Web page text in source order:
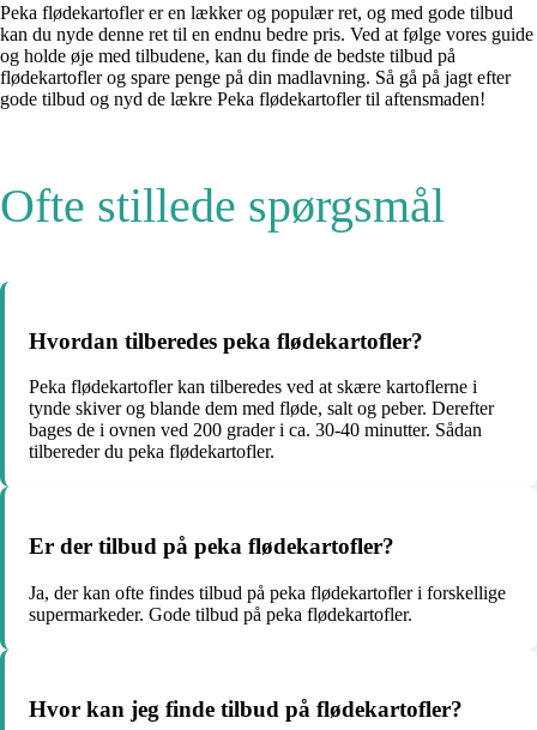
Peka flødekartofler er en lækker og populær ret, og med gode tilbud
kan du nyde denne ret til en endnu bedre pris. Ved at følge vores guide
og holde øje med tilbudene, kan du finde de bedste tilbud på
flødekartofler og spare penge på din madlavning. Så gå på jagt efter
gode tilbud og nyd de lækre Peka flødekartofler til aftensmaden!
Ofte stillede spørgsmål
Hvordan tilberedes peka flødekartofler?
Peka flødekartofler kan tilberedes ved at skære kartoflerne i
tynde skiver og blande dem med fløde, salt og peber. Derefter
bages de i ovnen ved 200 grader i ca. 30-40 minutter. Sådan
tilbereder du peka flødekartofler.
Er der tilbud på peka flødekartofler?
Ja, der kan ofte findes tilbud på peka flødekartofler i forskellige
supermarkeder. Gode tilbud på peka flødekartofler.
Hvor kan jeg finde tilbud på flødekartofler?